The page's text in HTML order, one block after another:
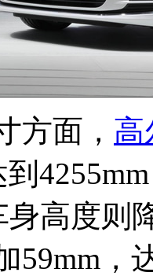
面， 高
身高度则
59mm，